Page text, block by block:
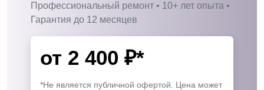
Профессиональный ремонт • 10+ лет опыта •
Гарантия до 12 месяцев
от 2 400 ₽*
*Не является публичной офертой. Цена может